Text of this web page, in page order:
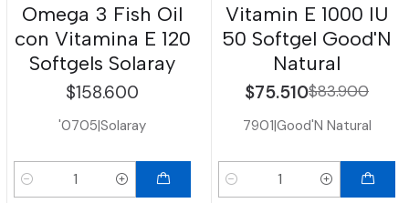
Omega 3 Fish Oil
con Vitamina E 120
Softgels Solaray
$158.600
'0705|Solaray
Cantidad
Vitamin E 1000 IU
50 Softgel Good'N
Natural
$75.510$83.900
7901|Good'N Natural
Cantidad